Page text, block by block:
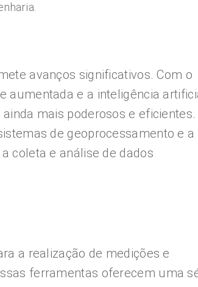
avanços significativos. Com o
aumentada e a inteligência
mais poderosos e eficientes.
de geoprocessamento e a
coleta e análise de dados
a realização de medições e
ferramentas oferecem uma